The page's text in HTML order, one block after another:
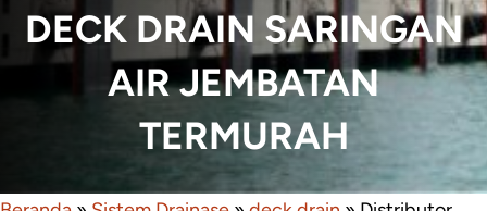
DECK DRAIN SARINGAN
AIR JEMBATAN
TERMURAH